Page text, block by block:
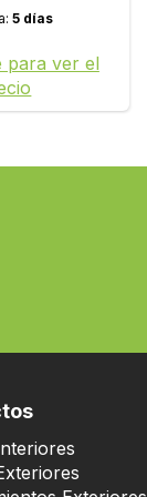
5 días
para ver el